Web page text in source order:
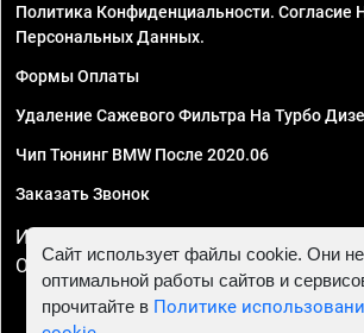
Политика Конфиденциальности. Согласие
Персональных Данных.
Формы Оплаты
Удаление Сажевого Фильтра На Турбо
Чип Тюнинг BMW После 2020.06
Заказать Звонок
ИП Смирнов Георгий Павлович. ИНН
ОГРНИП 324470400032610
Сайт использует файлы cookie. Они
оптимальной работы сайтов и
прочитайте в Политике